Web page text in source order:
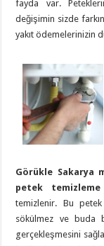
fayda var.
değişimin sizde
yakıt ödemelerinizin
Görükle Sakarya
petek temizleme
temizlenir. Bu
sökülmez ve buda
gerçekleşmesini